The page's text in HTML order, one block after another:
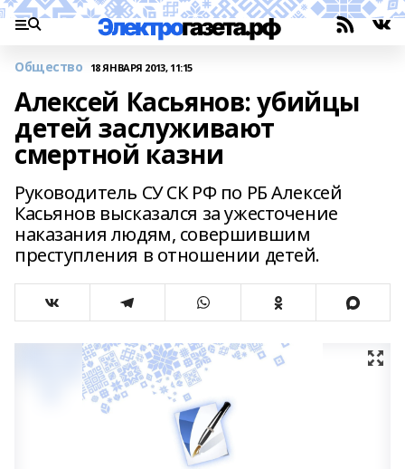
Общество 18 ЯНВАРЯ 2013, 11:15
Алексей Касьянов: убийцы
детей заслуживают
смертной казни
Руководитель СУ СК РФ по РБ Алексей
Касьянов высказался за ужесточение
наказания людям, совершившим
преступления в отношении детей.